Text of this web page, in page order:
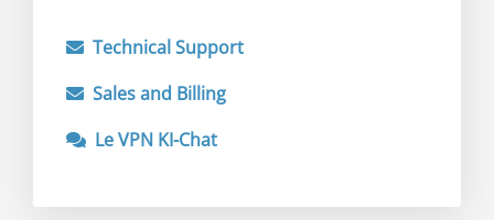
Technical Support
Sales and Billing
Le VPN KI-Chat